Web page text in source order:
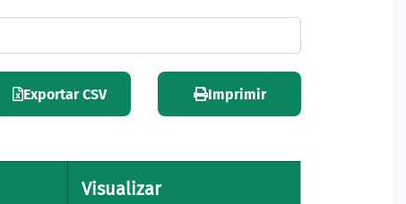
Exportar CSV Imprimir
Visualizar